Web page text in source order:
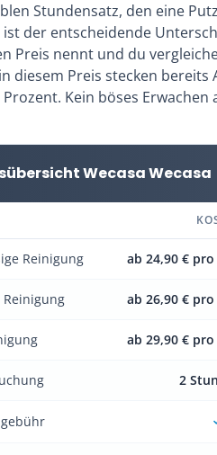
Stundensatz, den eine
der entscheidende
Preis nennt und du
diesem Preis stecken
Kein böses
Wecasa Wecasa
Reinigung ab 24,90 € pro
Reinigung ab 26,90 € pro
ab 29,90 € pro
2